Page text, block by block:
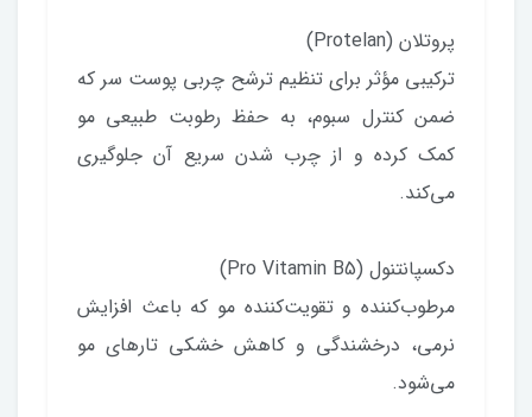
پروتلان (Protelan)
ترکیبی مؤثر برای تنظیم ترشح چربی پوست سر که
ضمن کنترل سبوم، به حفظ رطوبت طبیعی مو
کمک کرده و از چرب شدن سریع آن جلوگیری
می‌کند.
دکسپانتنول (Pro Vitamin B5)
مرطوب‌کننده و تقویت‌کننده مو که باعث افزایش
نرمی، درخشندگی و کاهش خشکی تارهای مو
می‌شود.